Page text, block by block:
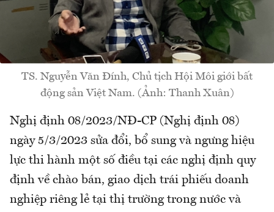
TS. Nguyễn Văn Đính, Chủ tịch Hội Môi giới bất
động sản Việt Nam. (Ảnh: Thanh Xuân)
Nghị định 08/2023/NĐ-CP (Nghị định 08)
ngày 5/3/2023 sửa đổi, bổ sung và ngưng hiệu
lực thi hành một số điều tại các nghị định quy
định về chào bán, giao dịch trái phiếu doanh
nghiệp riêng lẻ tại thị trường trong nước và